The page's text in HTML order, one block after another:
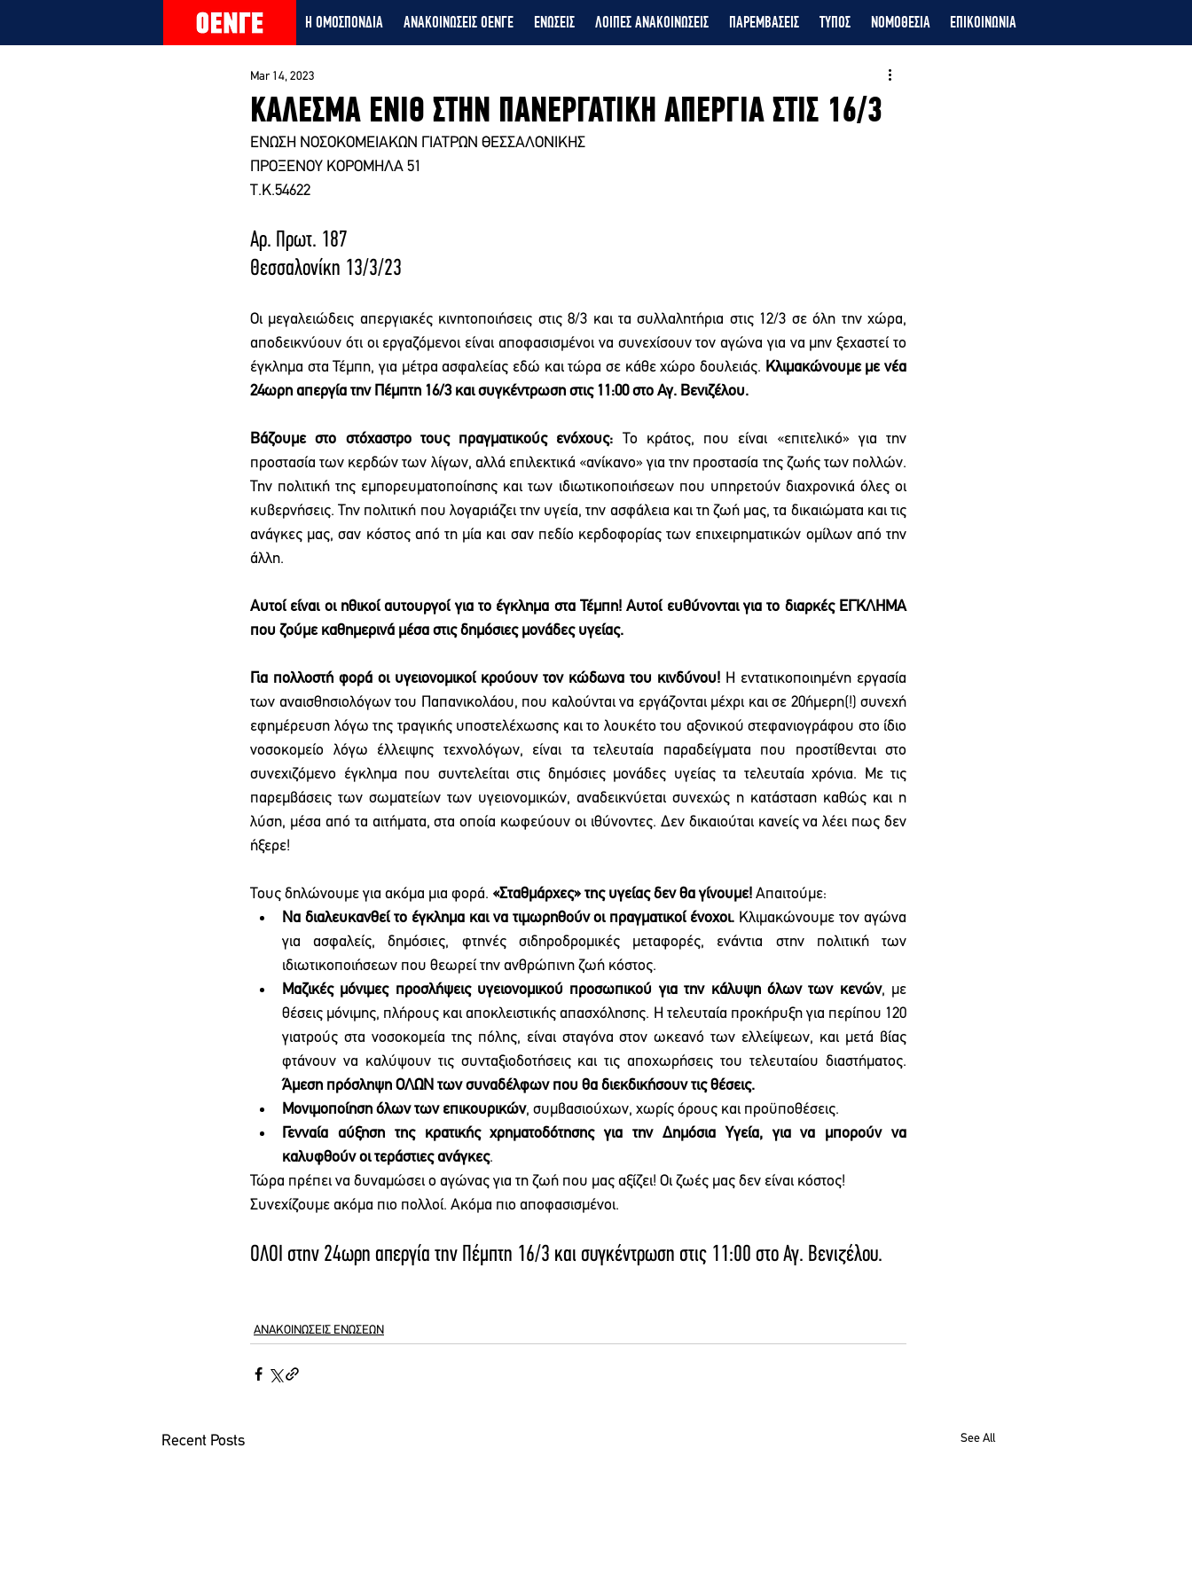
Η ΟΜΟΣΠΟΝΔΙΑ ΑΝΑΚΟΙΝΩΣΕΙΣ ΟΕΝΓΕ ΕΝΩΣΕΙΣ ΛΟΙΠΕΣ ΑΝΑΚΟΙΝΩΣΕΙΣ ΠΑΡΕΜΒΑΣΕΙΣ ΤΥΠΟΣ ΝΟΜΟΘΕΣΙΑ ΕΠΙΚΟΙΝΩΝΙΑ
ΚΑΛΕΣΜΑ ΕΝΙΘ ΣΤΗΝ ΠΑΝΕΡΓΑΤΙΚΗ ΑΠΕΡΓΙΑ ΣΤΙΣ 16/3
Mar 14, 2023
ΕΝΩΣΗ ΝΟΣΟΚΟΜΕΙΑΚΩΝ ΓΙΑΤΡΩΝ ΘΕΣΣΑΛΟΝΙΚΗΣ
ΠΡΟΞΕΝΟΥ ΚΟΡΟΜΗΛΑ 51
Τ.Κ.54622
Αρ. Πρωτ. 187
Θεσσαλονίκη 13/3/23
Οι μεγαλειώδεις απεργιακές κινητοποιήσεις στις 8/3 και τα συλλαλητήρια στις 12/3 σε όλη την χώρα,
αποδεικνύουν ότι οι εργαζόμενοι είναι αποφασισμένοι να συνεχίσουν τον αγώνα για να μην ξεχαστεί το
έγκλημα στα Τέμπη, για μέτρα ασφαλείας εδώ και τώρα σε κάθε χώρο δουλειάς. Κλιμακώνουμε με νέα
24ωρη απεργία την Πέμπτη 16/3 και συγκέντρωση στις 11:00 στο Αγ. Βενιζέλου.
Βάζουμε στο στόχαστρο τους πραγματικούς ενόχους: Το κράτος, που είναι «επιτελικό» για την
προστασία των κερδών των λίγων, αλλά επιλεκτικά «ανίκανο» για την προστασία της ζωής των πολλών.
Την πολιτική της εμπορευματοποίησης και των ιδιωτικοποιήσεων που υπηρετούν διαχρονικά όλες οι
κυβερνήσεις. Την πολιτική που λογαριάζει την υγεία, την ασφάλεια και τη ζωή μας, τα δικαιώματα και τις
ανάγκες μας, σαν κόστος από τη μία και σαν πεδίο κερδοφορίας των επιχειρηματικών ομίλων από την
άλλη.
Αυτοί είναι οι ηθικοί αυτουργοί για το έγκλημα στα Τέμπη! Αυτοί ευθύνονται για το διαρκές ΕΓΚΛΗΜΑ
που ζούμε καθημερινά μέσα στις δημόσιες μονάδες υγείας.
Για πολλοστή φορά οι υγειονομικοί κρούουν τον κώδωνα του κινδύνου! Η εντατικοποιημένη εργασία
των αναισθησιολόγων του Παπανικολάου, που καλούνται να εργάζονται μέχρι και σε 20ήμερη(!) συνεχή
εφημέρευση λόγω της τραγικής υποστελέχωσης και το λουκέτο του αξονικού στεφανιογράφου στο ίδιο
νοσοκομείο λόγω έλλειψης τεχνολόγων, είναι τα τελευταία παραδείγματα που προστίθενται στο
συνεχιζόμενο έγκλημα που συντελείται στις δημόσιες μονάδες υγείας τα τελευταία χρόνια. Με τις
παρεμβάσεις των σωματείων των υγειονομικών, αναδεικνύεται συνεχώς η κατάσταση καθώς και η
λύση, μέσα από τα αιτήματα, στα οποία κωφεύουν οι ιθύνοντες. Δεν δικαιούται κανείς να λέει πως δεν
ήξερε!
Τους δηλώνουμε για ακόμα μια φορά. «Σταθμάρχες» της υγείας δεν θα γίνουμε! Απαιτούμε:
Να διαλευκανθεί το έγκλημα και να τιμωρηθούν οι πραγματικοί ένοχοι. Κλιμακώνουμε τον αγώνα
για ασφαλείς, δημόσιες, φτηνές σιδηροδρομικές μεταφορές, ενάντια στην πολιτική των
ιδιωτικοποιήσεων που θεωρεί την ανθρώπινη ζωή κόστος.
Μαζικές μόνιμες προσλήψεις υγειονομικού προσωπικού για την κάλυψη όλων των κενών, με
θέσεις μόνιμης, πλήρους και αποκλειστικής απασχόλησης. Η τελευταία προκήρυξη για περίπου 120
γιατρούς στα νοσοκομεία της πόλης, είναι σταγόνα στον ωκεανό των ελλείψεων, και μετά βίας
Άμεση πρόσληψη ΟΛΩΝ των συναδέλφων που θα διεκδικήσουν τις θέσεις.
Μονιμοποίηση όλων των επικουρικών, συμβασιούχων, χωρίς όρους και προϋποθέσεις.
Γενναία αύξηση της κρατικής χρηματοδότησης για την Δημόσια Υγεία, για να μπορούν να
καλυφθούν οι τεράστιες ανάγκες.
Τώρα πρέπει να δυναμώσει ο αγώνας για τη ζωή που μας αξίζει! Οι ζωές μας δεν είναι κόστος!
Συνεχίζουμε ακόμα πιο πολλοί. Ακόμα πιο αποφασισμένοι.
ΟΛΟΙ στην 24ωρη απεργία την Πέμπτη 16/3 και συγκέντρωση στις 11:00 στο Αγ. Βενιζέλου.
ΑΝΑΚΟΙΝΩΣΕΙΣ ΕΝΩΣΕΩΝ
Recent Posts See All